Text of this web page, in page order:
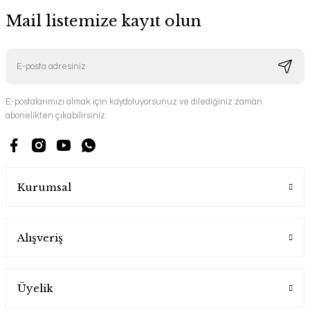
Mail listemize kayıt olun
E-postalarımızı almak için kaydoluyorsunuz ve dilediğiniz zaman
abonelikten çıkabilirsiniz.
Kurumsal
Alışveriş
Üyelik